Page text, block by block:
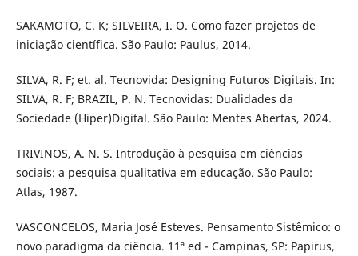
SAKAMOTO, C. K; SILVEIRA, I. O. Como fazer projetos de
iniciação científica. São Paulo: Paulus, 2014.
SILVA, R. F; et. al. Tecnovida: Designing Futuros Digitais. In:
SILVA, R. F; BRAZIL, P. N. Tecnovidas: Dualidades da
Sociedade (Hiper)Digital. São Paulo: Mentes Abertas, 2024.
TRIVINOS, A. N. S. Introdução à pesquisa em ciências
sociais: a pesquisa qualitativa em educação. São Paulo:
Atlas, 1987.
VASCONCELOS, Maria José Esteves. Pensamento Sistêmico: o
novo paradigma da ciência. 11ª ed - Campinas, SP: Papirus,